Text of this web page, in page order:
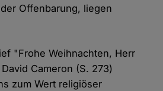
Offenbarung, liegen
"Frohe Weihnachten, Herr
Cameron (S. 273)
zum Wert religiöser